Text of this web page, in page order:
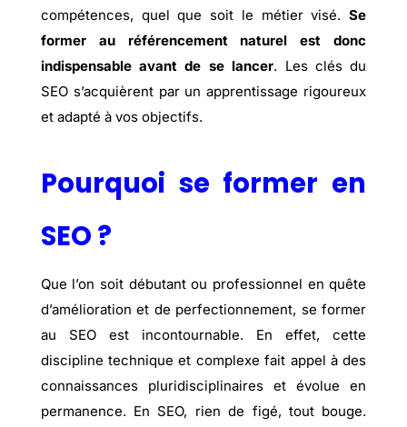
compétences, quel que soit le métier visé.Se
former au référencement naturel est donc
indispensable avant de se lancer. Les clés du
SEO s’acquièrent par un apprentissage rigoureux
et adapté à vos objectifs.
Pourquoi se former en
SEO ?
Que l’on soit débutant ou professionnel en quête
d’amélioration et de perfectionnement, se former
au SEO est incontournable. En effet, cette
discipline technique et complexe fait appel à des
connaissances pluridisciplinaires et évolue en
permanence. En SEO, rien de figé, tout bouge.